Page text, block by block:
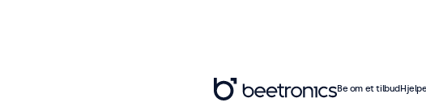
Be om et tilbud